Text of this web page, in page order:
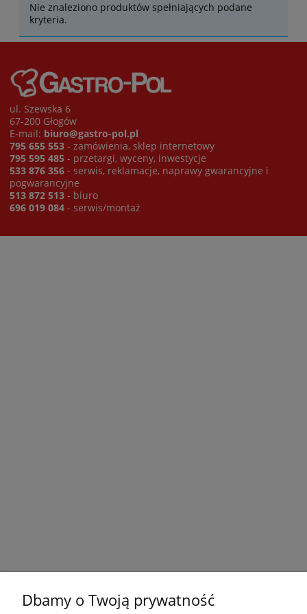
Nie znaleziono produktów spełniających podane
kryteria.
ul. Szewska 6
67-200 Głogów
E-mail: biuro@gastro-pol.pl
795 655 553 - zamówienia, sklep internetowy
795 595 485 - przetargi, wyceny, inwestycje
533 876 356 - serwis, reklamacje, naprawy gwarancyjne i
pogwarancyjne
513 872 513 - biuro
696 019 084 - serwis/montaż
Dbamy o Twoją prywatność